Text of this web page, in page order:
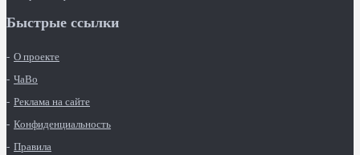
Быстрые ссылки
О проекте
ЧаВо
Реклама на сайте
Конфиденциальность
Правила